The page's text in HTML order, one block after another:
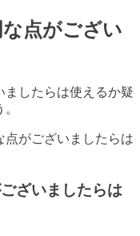
点がござい
ましたらは使えるか疑
点がございましたらは
ざいましたらは